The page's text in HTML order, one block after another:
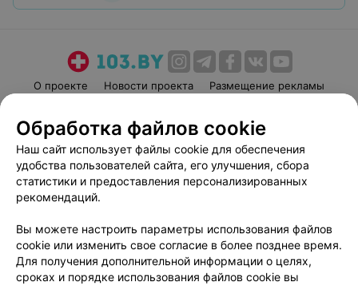
О проекте Новости проекта
Размещение рекламы
Пользовательское соглашение
Способы оплаты
Вакансии
Партнеры
Написать руководителю 103.by
Обработка персональных данных
Обработка файлов cookie
Наш сайт использует файлы cookie для обеспечения
удобства пользователей сайта, его улучшения, сбора
статистики и предоставления персонализированных
рекомендаций.
Вы можете настроить параметры использования файлов
cookie или изменить свое согласие в более позднее время.
Для получения дополнительной информации о целях,
сроках и порядке использования файлов cookie вы